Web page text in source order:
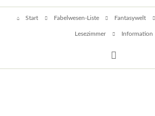
Start Fabelwesen-Liste Fantasywelt
Lesezimmer Information